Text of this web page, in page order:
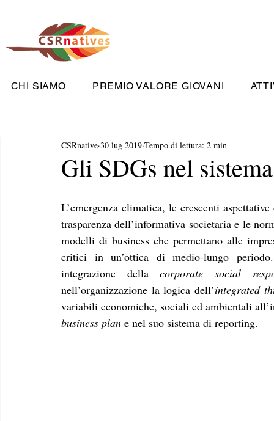
CHI SIAMO PREMIO VALORE GIOVANI
Gli SDGs nel
CSRnative 30 lug 2019 Tempo di lettura: 2 min
L’emergenza climatica, le crescenti
trasparenza dell’informativa societaria e le
modelli di business che permettano alle
critici in un’ottica di medio-lungo
integrazione della corporate social
nell’organizzazione la logica dell’integrated
business plan e nel suo sistema di reporting.